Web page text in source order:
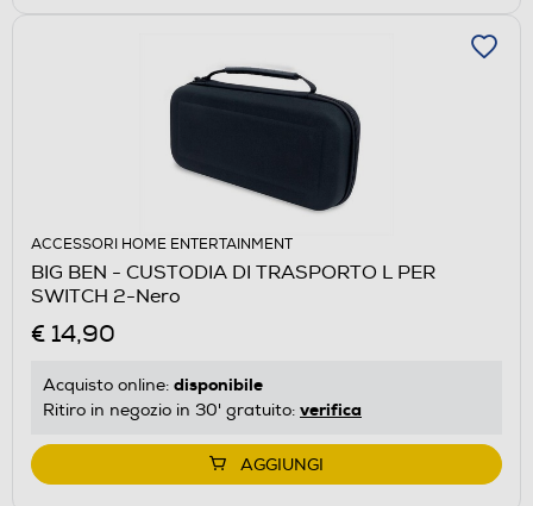
ACCESSORI HOME ENTERTAINMENT
BIG BEN - CUSTODIA DI TRASPORTO L PER
SWITCH 2-Nero
€ 14,90
Acquisto online: disponibile
Ritiro in negozio in 30' gratuito: verifica
AGGIUNGI